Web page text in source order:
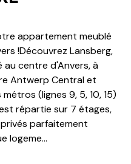
appartement meublé
!Découvrez Lansberg,
au centre d'Anvers, à
Antwerp Central et
(lignes 9, 5, 10, 15)
répartie sur 7 étages,
parfaitement
logeme...